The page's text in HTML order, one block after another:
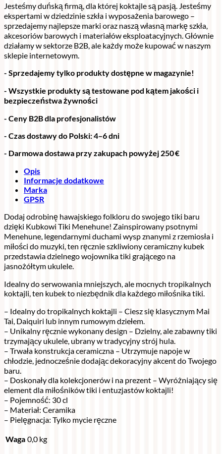
Jesteśmy duńską firmą, dla której koktajle są pasją. Jesteśmy
ekspertami w dziedzinie szkła i wyposażenia barowego –
sprzedajemy najlepsze marki oraz naszą własną markę szkła,
akcesoriów barowych i materiałów eksploatacyjnych. Głównie
działamy w sektorze B2B, ale każdy może kupować w naszym
sklepie internetowym.
- Sprzedajemy tylko produkty dostępne w magazynie!
- Wszystkie produkty są testowane pod kątem jakości i
bezpieczeństwa żywności
- Ceny B2B dla profesjonalistów
- Czas dostawy do Polski: 4–6 dni
- Darmowa dostawa przy zakupach powyżej 250 €
Opis
Informacje dodatkowe
Marka
GPSR
Dodaj odrobinę hawajskiego folkloru do swojego tiki baru
dzięki Kubkowi Tiki Menehune! Zainspirowany psotnymi
Menehune, legendarnymi duchami wysp znanymi z rzemiosła i
miłości do muzyki, ten ręcznie szkliwiony ceramiczny kubek
przedstawia dzielnego wojownika tiki grającego na
jasnożółtym ukulele.
Idealny do serwowania mniejszych, ale mocnych tropikalnych
koktajli, ten kubek to niezbędnik dla każdego miłośnika tiki.
– Idealny do tropikalnych koktajli – Ciesz się klasycznym Mai
Tai, Daiquiri lub innym rumowym dziełem.
– Unikalny ręcznie wykonany design – Dzielny, ale zabawny tiki
trzymający ukulele, ubrany w tradycyjny strój hula.
– Trwała konstrukcja ceramiczna – Utrzymuje napoje w
chłodzie, jednocześnie dodając dekoracyjny akcent do Twojego
baru.
– Doskonały dla kolekcjonerów i na prezent – Wyróżniający się
element dla miłośników tiki i entuzjastów koktajli!
– Pojemność: 30 cl
– Materiał: Ceramika
– Pielęgnacja: Tylko mycie ręczne
Waga 0,0 kg